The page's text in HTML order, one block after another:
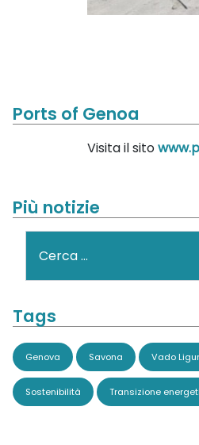
Ports of Genoa
Visita il sito
Più notizie
Tags
Genova Savona Vado
Sostenibilità Transizione